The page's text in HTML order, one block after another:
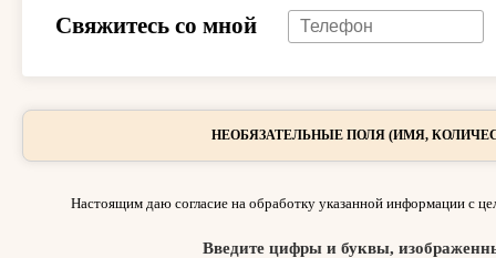
Свяжитесь со мной
НЕОБЯЗАТЕЛЬНЫЕ ПОЛЯ (ИМЯ,
Настоящим даю согласие на обработку указанной информации с
Введите цифры и буквы,